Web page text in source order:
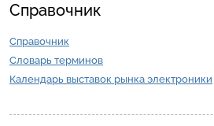
Справочник
Справочник
Словарь терминов
Календарь выставок рынка электроники